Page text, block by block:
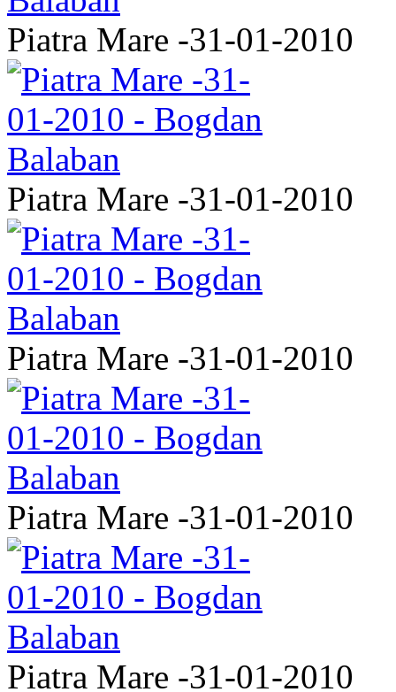
Piatra Mare -31-01-2010
Piatra Mare -31-01-2010
Piatra Mare -31-01-2010
Piatra Mare -31-01-2010
Piatra Mare -31-01-2010